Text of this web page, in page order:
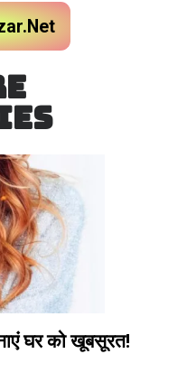
घर को खूबसूरत!